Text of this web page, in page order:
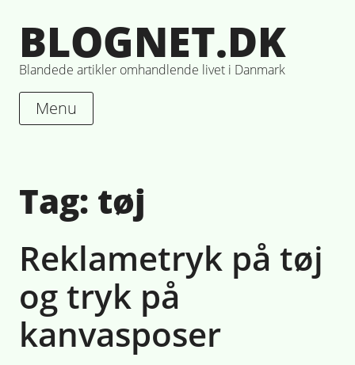
to
content
BLOGNET.DK
Blandede artikler omhandlende livet i Danmark
Menu
Tag: tøj
Reklametryk på tøj
og tryk på
kanvasposer